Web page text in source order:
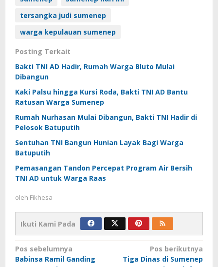
tersangka judi sumenep
warga kepulauan sumenep
Posting Terkait
Bakti TNI AD Hadir, Rumah Warga Bluto Mulai
Dibangun
Kaki Palsu hingga Kursi Roda, Bakti TNI AD Bantu
Ratusan Warga Sumenep
Rumah Nurhasan Mulai Dibangun, Bakti TNI Hadir di
Pelosok Batuputih
Sentuhan TNI Bangun Hunian Layak Bagi Warga
Batuputih
Pemasangan Tandon Percepat Program Air Bersih
TNI AD untuk Warga Raas
oleh Fikhesa
Ikuti Kami Pada
Navigasi
Pos sebelumnya
Babinsa Ramil Ganding
Pos berikutnya
Tiga Dinas di Sumenep